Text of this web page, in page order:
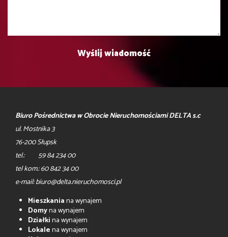
Biuro Pośrednictwa w Obrocie Nieruchomościami DELTA s.c
ul. Mostnika 3
76-200 Słupsk
tel.: 59 84 234 00
tel kom.: 60 842 34 00
e-mail: biuro@delta.nieruchomosci.pl
Mieszkaniana wynajem
Domyna wynajem
Działkina wynajem
Lokalena wynajem